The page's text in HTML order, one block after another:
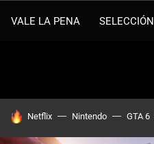
VALE LA PENA SELECCIÓN
HOY SE HABLA DE
Netflix Nintendo GTA 6